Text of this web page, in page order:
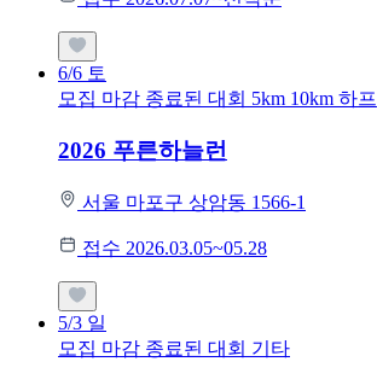
6/6 토
모집 마감 종료된 대회 5km 10km 하프
2026 푸른하늘런
서울 마포구 상암동 1566-1
접수 2026.03.05~05.28
5/3 일
모집 마감 종료된 대회 기타